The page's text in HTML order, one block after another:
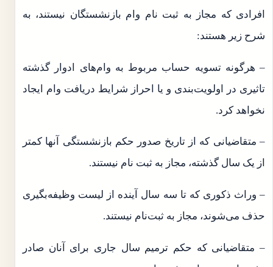
افرادی که مجاز به ثبت نام وام بازنشستگان نیستند، به
شرح زیر هستند:
– هرگونه تسویه حساب مربوط به وام‌های ادوار گذشته
تاثیری در اولویت‌بندی و یا احراز شرایط دریافت وام ایجاد
نخواهد کرد.
– متقاضیانی که از تاریخ صدور حکم بازنشستگی آنها کمتر
از یک سال گذشته، مجاز به ثبت نام نیستند.
– وراث ذکوری که تا سه سال آینده از لیست وظیفه‌بگیری
حذف می‌شوند، مجاز به ثبت‌نام نیستند.
– متقاضیانی که حکم ترمیم سال جاری برای آنان صادر